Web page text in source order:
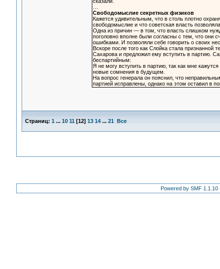
Свободомыслие секретных физиков
Кажется удивительным, что в столь плотно
свободомыслие и что советская власть
Одна из причин — в том, что власть слишком
поголовно вполне были согласны с тем, что они
ошибками. И позволяли себе говорить о своих
Вскоре после того как Слойка стала
Сахарова и предложил ему вступить в партию.
беспартийным:
Я не могу вступить в партию, так как мне
новые сомнения в будущем.
На вопрос генерала он пояснил, что
партией исправлены, однако на этом оставил в
Страниц: 1 ... 10 11 [12] 13 14 ... 21 Все
Powered by SMF 1.1.10